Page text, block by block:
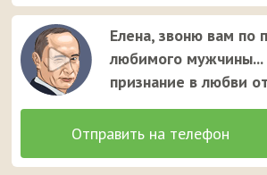
Елена, звоню вам по
любимого мужчины...
признание в любви